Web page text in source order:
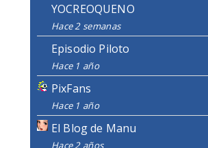
YOCREOQUENO
Hace 2 semanas
Episodio Piloto
Hace 1 año
PixFans
Hace 1 año
El Blog de Manu
Hace 2 años